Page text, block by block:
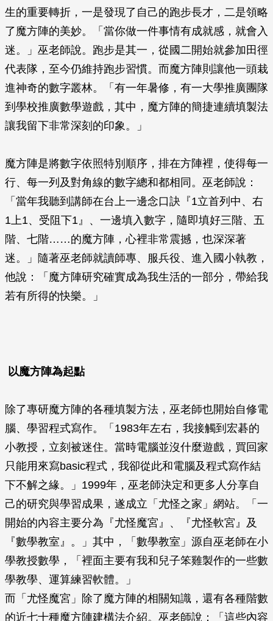
生的重要轉折，一是發現了自己的跑步長才，二是領略
了魔方陣的美妙。「當你做一件事情有成就感，就會入
迷。」巫老師說。跑步是其一，從國二開始就參加田徑
代表隊，至今仍維持跑步習慣。而魔方陣則讓他一頭栽
進神奇的數字叢林。「有一年暑修，有一大學推廣團隊
到學校推廣數學遊戲，其中，魔方陣的簡捷連續填製法
讓我留下非常深刻的印象。」
魔方陣是將數字依照特別順序，排在方陣裡，使得每一
行、每一列及對角線的數字總和都相同。巫老師說：
「當年我聽到講師在台上一邊念口訣『1立首列中、右
1上1、受阻下1』、一邊填入數字，隨即填好三階、五
階、七階……的魔方陣，心裡非常震撼，也深深著
迷。」隨著巫老師就讀師專、服兵役、進入國小執教，
他說：「魔方陣研究確實成為我生活的一部分，帶給我
若有所得的快樂。」
以魔方陣為起點
除了專研魔方陣的各種填製方法，巫老師也開始自修電
腦、學習程式寫作。「1983年左右，我接觸到宏碁的
小教授，立刻被迷住。當時電腦並沒什麼遊戲，買回家
只能用來寫basic程式，我卻從此和電腦及程式寫作結
下不解之緣。」1999年，巫老師決定和更多人分享自
己的研究與學習成果，遂成立「尤怪之家」網站。「一
開始的內容主要分為『尤怪魔宮』、『尤怪軟宮』及
『數學教室』。」其中，「數學教室」源自巫老師在小
學教授數學，「裡面主要有我和兒子笨雞製作的一些數
學教學、運算練習軟體。」
而「尤怪魔宮」除了魔方陣的相關知識，還有各種階數
的近七十種魔方陣建構法介紹。巫老師說：「這些內容